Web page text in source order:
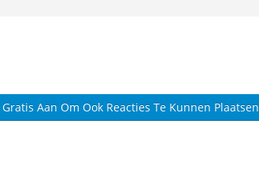
Gratis Aan Om Ook Reacties Te Kunnen Plaatsen